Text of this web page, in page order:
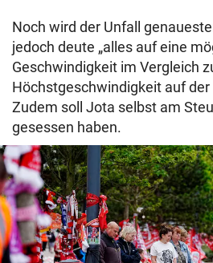
Noch wird der Unfall
jedoch deute „alles auf eine
Geschwindigkeit im Vergleich
Höchstgeschwindigkeit auf der
Zudem soll Jota selbst am
gesessen haben.